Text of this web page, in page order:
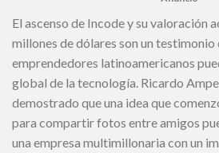
El ascenso de Incode y su valoración
millones de dólares son un
emprendedores latinoamericanos
global de la tecnología. Ricardo
demostrado que una idea que
para compartir fotos entre amigos
una empresa multimillonaria con un